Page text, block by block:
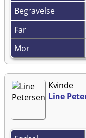
Begravelse
Far
Mor
Kvinde
Line